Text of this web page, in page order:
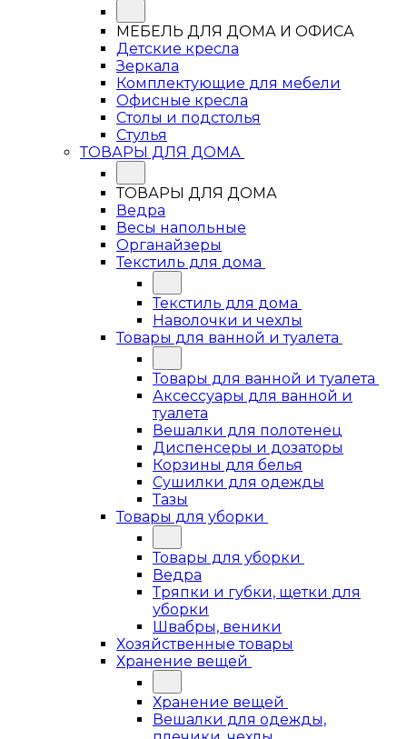
МЕБЕЛЬ ДЛЯ ДОМА И ОФИСА
Детские кресла
Зеркала
Комплектующие для мебели
Офисные кресла
Столы и подстолья
Стулья
ТОВАРЫ ДЛЯ ДОМА
ТОВАРЫ ДЛЯ ДОМА
Ведра
Весы напольные
Органайзеры
Текстиль для дома
Текстиль для дома
Наволочки и чехлы
Товары для ванной и туалета
Товары для ванной и туалета
Аксессуары для ванной и
туалета
Вешалки для полотенец
Диспенсеры и дозаторы
Корзины для белья
Сушилки для одежды
Тазы
Товары для уборки
Товары для уборки
Ведра
Тряпки и губки, щетки для
уборки
Швабры, веники
Хозяйственные товары
Хранение вещей
Хранение вещей
Вешалки для одежды,